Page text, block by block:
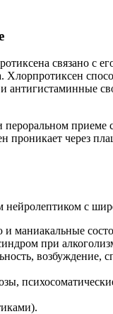
связано с
Хлорпротиксен
антигистаминные
приеме
проникает через
нейролептиком с
маниакальные
при
возбуждение,